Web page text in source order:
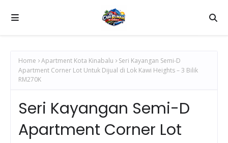
Home Apartment Kota Kinabalu
Seri Kayangan Semi-D
Apartment Corner Lot Untuk Dijual di Lok Kawi Heights – 3 Bilik
RM270K
Seri Kayangan Semi-D
Apartment Corner Lot